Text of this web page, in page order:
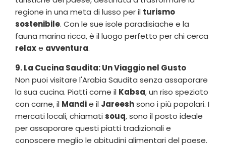
regione in una meta di lusso per il turismo
sostenibile. Con le sue isole paradisiache e la
fauna marina ricca, è il luogo perfetto per chi cerca
relaxe avventura.
9. La Cucina Saudita: Un Viaggio nel Gusto
Non puoi visitare l'Arabia Saudita senza assaporare
la sua cucina. Piatti come il Kabsa, un riso speziato
con carne, il Mandie il Jareeshsono i più popolari. I
mercati locali, chiamati souq, sono il posto ideale
per assaporare questi piatti tradizionali e
conoscere meglio le abitudini alimentari del paese.